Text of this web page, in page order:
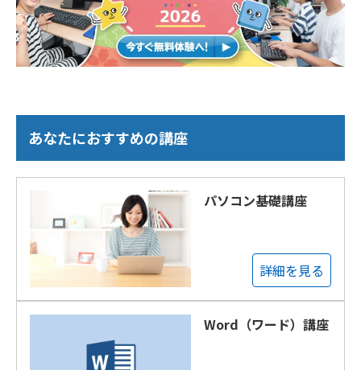
あなたにおすすめの講座
パソコン基礎講座
詳細を見る
Word（ワード）講座